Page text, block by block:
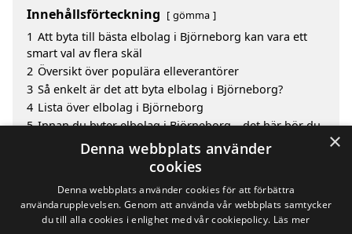
Innehållsförteckning gömma
1 Att byta till bästa elbolag i Björneborg kan vara ett
smart val av flera skäl
2 Översikt över populära elleverantörer
3 Så enkelt är det att byta elbolag i Björneborg?
4 Lista över elbolag i Björneborg
5 Innan du byter elbolag i Björneborg – det här bör du
Sök efter en skicklig bästa elbolag i de omgivande
×
Denna webbplats använder
cookies
Denna webbplats använder cookies för att förbättra
användarupplevelsen. Genom att använda vår webbplats samtycker
du till alla cookies i enlighet med vår cookiepolicy. Läs mer